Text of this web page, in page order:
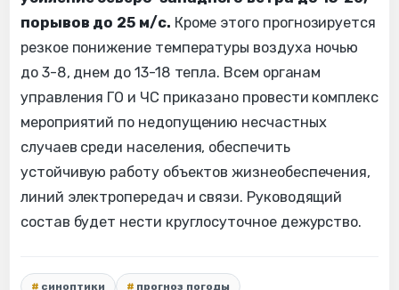
порывов до 25 м/с. Кроме этого прогнозируется
резкое понижение температуры воздуха ночью
до 3-8, днем до 13-18 тепла. Всем органам
управления ГО и ЧС приказано провести комплекс
мероприятий по недопущению несчастных
случаев среди населения, обеспечить
устойчивую работу объектов жизнеобеспечения,
линий электропередач и связи. Руководящий
состав будет нести круглосуточное дежурство.
синоптики прогноз погоды